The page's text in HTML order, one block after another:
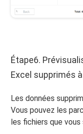
Étape6.
Excel supprimés
Les données
Vous pouvez les
les fichiers que